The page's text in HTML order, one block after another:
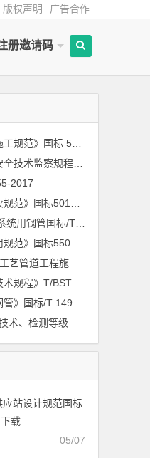
版权声明 广告合作
册邀请码
50156-2012(2014年版)
规程》TSG 21-2016
2017
标50183-2004-2015
管国标/T 9711-2017
国标55002-2021
50540-2009（2012年版）
001-2017下载
标/T 14976-2012
定国标／T 11345-2013
应站设计规范国标
载
05/07